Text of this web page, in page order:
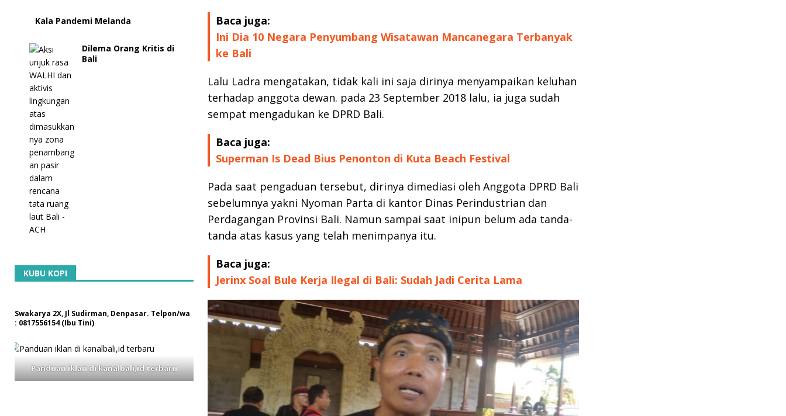
Baca juga:
Ini Dia 10 Negara Penyumbang Wisatawan Mancanegara Terbanyak
ke Bali
Lalu Ladra mengatakan, tidak kali ini saja dirinya menyampaikan keluhan
terhadap anggota dewan. pada 23 September 2018 lalu, ia juga sudah
sempat mengadukan ke DPRD Bali.
Baca juga:
Superman Is Dead Bius Penonton di Kuta Beach Festival
Pada saat pengaduan tersebut, dirinya dimediasi oleh Anggota DPRD Bali
sebelumnya yakni Nyoman Parta di kantor Dinas Perindustrian dan
Perdagangan Provinsi Bali. Namun sampai saat inipun belum ada tanda-
tanda atas kasus yang telah menimpanya itu.
Baca juga:
Jerinx Soal Bule Kerja Ilegal di Bali: Sudah Jadi Cerita Lama
Kala Pandemi Melanda
Dilema Orang Kritis di
Bali
KUBU KOPI
Swakarya 2X, Jl Sudirman, Denpasar. Telpon/wa
: 0817556154 (Ibu Tini)
Panduan iklan di kanalbali,id terbaru